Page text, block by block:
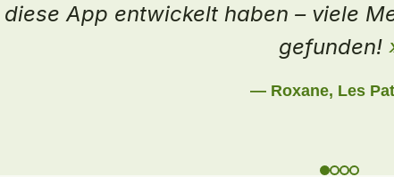
ganz natürlich ist eine
wünschen Mein Produzent ein
rund um lokale Qualitätsprodukte,